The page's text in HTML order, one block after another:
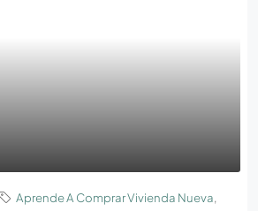
Aprende A Comprar Vivienda Nueva,